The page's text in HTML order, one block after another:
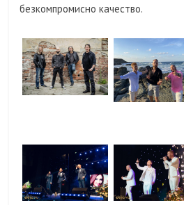
безкомпромисно качество.